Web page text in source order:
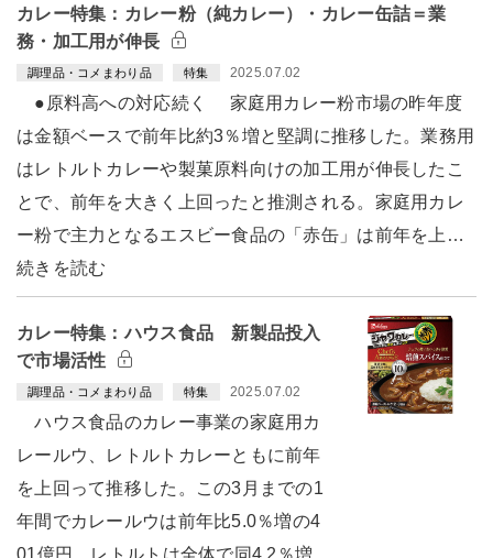
カレー特集：カレー粉（純カレー）・カレー缶詰＝業
務・加工用が伸長
調理品・コメまわり品 特集 2025.07.02
●原料高への対応続く 家庭用カレー粉市場の昨年度
は金額ベースで前年比約3％増と堅調に推移した。業務用
はレトルトカレーや製菓原料向けの加工用が伸長したこ
とで、前年を大きく上回ったと推測される。家庭用カレ
ー粉で主力となるエスビー食品の「赤缶」は前年を上…
続きを読む
カレー特集：ハウス食品 新製品投入
で市場活性
調理品・コメまわり品 特集 2025.07.02
ハウス食品のカレー事業の家庭用カ
レールウ、レトルトカレーともに前年
を上回って推移した。この3月までの1
年間でカレールウは前年比5.0％増の4
01億円、レトルトは全体で同4.2％増